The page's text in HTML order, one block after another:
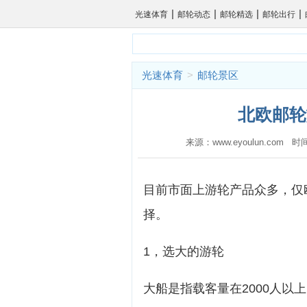
光速体育 | 邮轮动态 | 邮轮精选 | 邮轮出行 |
光速体育 > 邮轮景区
北欧邮
来源：www.eyoulun.com
目前市面上游轮产品众多，
择。
1，选大的游轮
大船是指载客量在2000人以